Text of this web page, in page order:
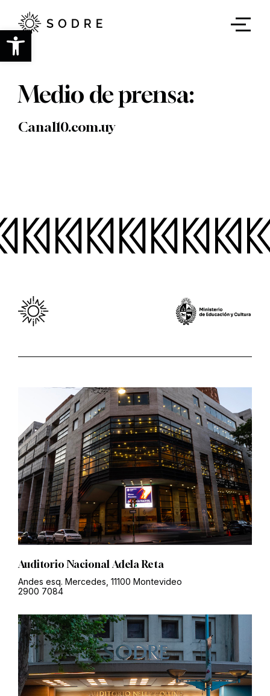
Abrir barra de herramientas
contenido
principal
Medio de prensa:
Canal10.com.uy
Auditorio Nacional Adela Reta
Andes esq. Mercedes, 11100 Montevideo
2900 7084